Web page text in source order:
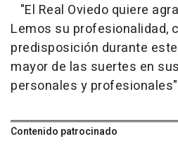
"El Real Oviedo quiere
Lemos su profesionalidad,
predisposición durante
mayor de las suertes en
personales y
Contenido patrocinado